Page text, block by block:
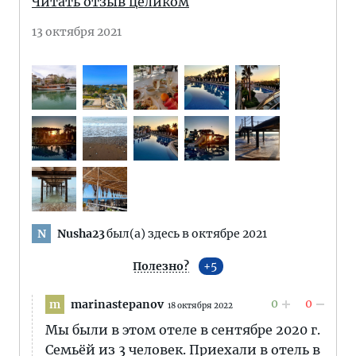
13 октября 2021
N Nusha23был(а) здесь в октябре 2021
Полезно? 5
m marinastepanov 18 октября 2022 0 0
Мы были в этом отеле в сентябре 2020 г.
Семьёй из 3 человек. Приехали в отель в